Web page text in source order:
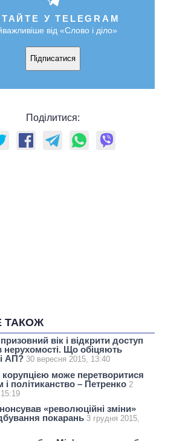
У TELEGRAM
від «Слово і діло»
Підписатися
Поділитися:
ТАКОЖ
вік і відкрити доступ
нерухомості. Що обіцяють
АП? 30 вересня 2015, 13:40
корупцією може перетворитися
і політиканство – Петренко 2
«революційні зміни»
покарань 3 грудня 2015,